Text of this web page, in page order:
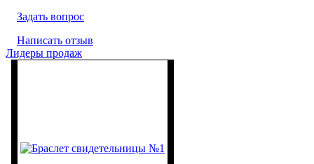
Задать вопрос
Написать отзыв
Лидеры продаж